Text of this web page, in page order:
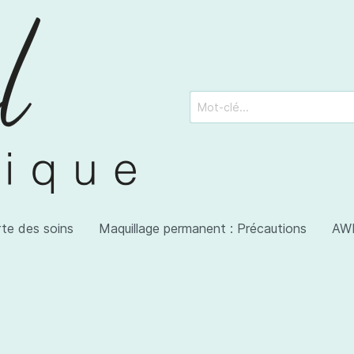
des soins Maquillage permanent : Précautions